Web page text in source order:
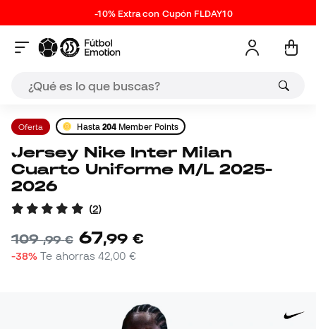
-10% Extra con Cupón FLDAY10
Oferta Hasta 204 Member Points
Jersey Nike Inter Milan
Cuarto Uniforme M/L 2025-
2026
(2)
109,99 € 67,99 €
-38% Te ahorras42,00 €